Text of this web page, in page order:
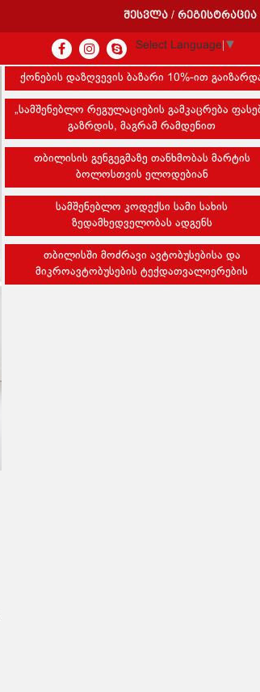
შესვლა / რეგისტრაცია
Select Language ▼
ქონების დაზღვევის ბაზარი 10%-ით
„სამშენებლო რეგულაციების გამკაცრება
გაზრდის, მაგრამ რამდენით
თბილისის გენგეგმაზე თანხმობას მარტის
ბოლოსთვის ელოდებიან
სამშენებლო კოდექსი სამი სახის
ზედამხედველობას ადგენს
თბილისში მოძრავი ავტობუსებისა და
მიკროავტობუსების ტექდათვალიერების